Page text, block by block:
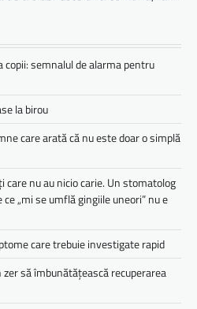
copii: semnalul de alarma pentru
la birou
care arată că nu este doar o simplă
care nu au nicio carie. Un stomatolog
„mi se umflă gingiile uneori” nu e
care trebuie investigate rapid
să îmbunătățească recuperarea